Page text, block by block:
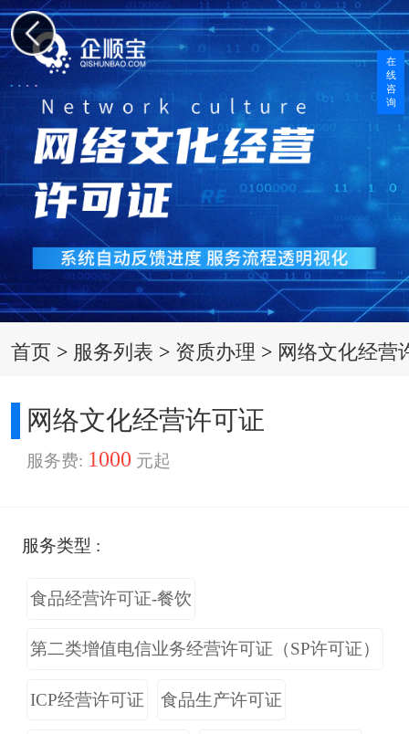
首页 > 服务列表 > 资质办理 > 网络文化经营
网络文化经营许可证
服务费: 1000 元起
服务类型 :
食品经营许可证-餐饮
第二类增值电信业务经营许可证（SP许可证）
ICP经营许可证 食品生产许可证
在
线
咨
询